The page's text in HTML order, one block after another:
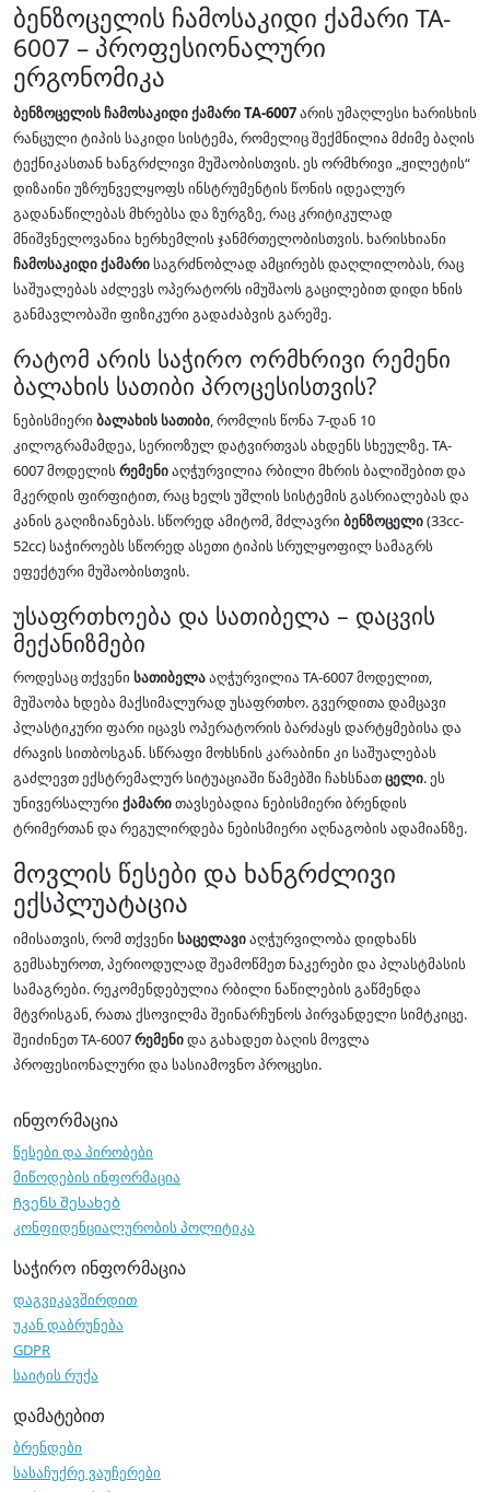
ბენზოცელის ჩამოსაკიდი ქამარი TA-
6007 – პროფესიონალური
ერგონომიკა
ბენზოცელის ჩამოსაკიდი ქამარი TA-6007არის უმაღლესი ხარისხის
რანცული ტიპის საკიდი სისტემა, რომელიც შექმნილია მძიმე ბაღის
ტექნიკასთან ხანგრძლივი მუშაობისთვის. ეს ორმხრივი „ჟილეტის“
დიზაინი უზრუნველყოფს ინსტრუმენტის წონის იდეალურ
გადანაწილებას მხრებსა და ზურგზე, რაც კრიტიკულად
მნიშვნელოვანია ხერხემლის ჯანმრთელობისთვის. ხარისხიანი
ჩამოსაკიდი ქამარისაგრძნობლად ამცირებს დაღლილობას, რაც
საშუალებას აძლევს ოპერატორს იმუშაოს გაცილებით დიდი ხნის
განმავლობაში ფიზიკური გადაძაბვის გარეშე.
რატომ არის საჭირო ორმხრივი რემენი
ბალახის სათიბი პროცესისთვის?
ნებისმიერი ბალახის სათიბი, რომლის წონა 7-დან 10
კილოგრამამდეა, სერიოზულ დატვირთვას ახდენს სხეულზე. TA-
6007 მოდელის რემენიაღჭურვილია რბილი მხრის ბალიშებით და
მკერდის ფირფიტით, რაც ხელს უშლის სისტემის გასრიალებას და
კანის გაღიზიანებას. სწორედ ამიტომ, მძლავრი ბენზოცელი(33cc-
52cc) საჭიროებს სწორედ ასეთი ტიპის სრულყოფილ სამაგრს
ეფექტური მუშაობისთვის.
უსაფრთხოება და სათიბელა – დაცვის
მექანიზმები
როდესაც თქვენი სათიბელააღჭურვილია TA-6007 მოდელით,
მუშაობა ხდება მაქსიმალურად უსაფრთხო. გვერდითა დამცავი
პლასტიკური ფარი იცავს ოპერატორის ბარძაყს დარტყმებისა და
ძრავის სითბოსგან. სწრაფი მოხსნის კარაბინი კი საშუალებას
გაძლევთ ექსტრემალურ სიტუაციაში წამებში ჩახსნათცელი. ეს
უნივერსალური ქამარითავსებადია ნებისმიერი ბრენდის
ტრიმერთან და რეგულირდება ნებისმიერი აღნაგობის ადამიანზე.
მოვლის წესები და ხანგრძლივი
ექსპლუატაცია
იმისათვის, რომ თქვენი საცელავიაღჭურვილობა დიდხანს
გემსახუროთ, პერიოდულად შეამოწმეთ ნაკერები და პლასტმასის
სამაგრები. რეკომენდებულია რბილი ნაწილების გაწმენდა
მტვრისგან, რათა ქსოვილმა შეინარჩუნოს პირვანდელი სიმტკიცე.
შეიძინეთ TA-6007რემენიდა გახადეთ ბაღის მოვლა
პროფესიონალური და სასიამოვნო პროცესი.
ინფორმაცია
წესები და პირობები
მიწოდების ინფორმაცია
Ჩვენს შესახებ
კონფიდენციალურობის პოლიტიკა
საჭირო ინფორმაცია
დაგვიკავშირდით
უკან დაბრუნება
GDPR
საიტის რუქა
დამატებით
ბრენდები
სასაჩუქრე ვაუჩერები